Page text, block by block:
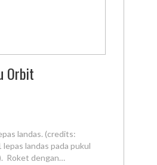
Orbit
landas. (credits:
landas pada pukul
Roket dengan…